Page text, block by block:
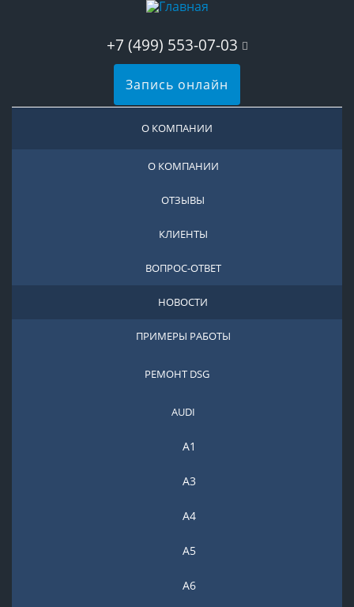
+7 (499) 553-07-03
Запись онлайн
О КОМПАНИИ
О КОМПАНИИ
ОТЗЫВЫ
КЛИЕНТЫ
ВОПРОС-ОТВЕТ
НОВОСТИ
ПРИМЕРЫ РАБОТЫ
РЕМОНТ DSG
AUDI
A1
A3
A4
A5
А6